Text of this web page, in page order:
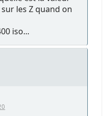
les Z quand on
iso...